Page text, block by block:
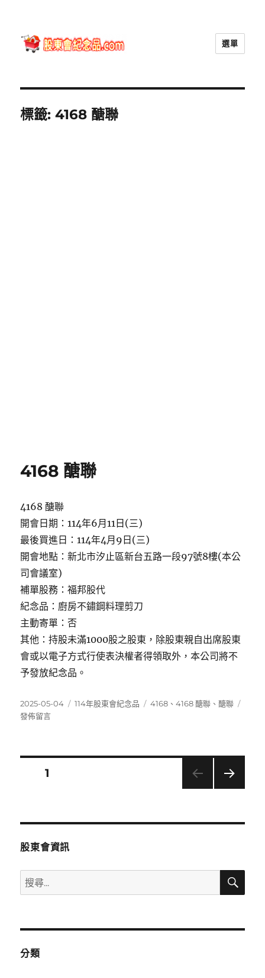
選單
標籤:4168 醣聯
4168 醣聯
4168 醣聯
開會日期：114年6月11日(三)
最後買進日：114年4月9日(三)
開會地點：新北市汐止區新台五路一段97號8樓(本公
司會議室)
補單股務：福邦股代
紀念品：廚房不鏽鋼料理剪刀
主動寄單：否
其他：持股未滿1000股之股東，除股東親自出席股東
會或以電子方式行使表決權者得領取外，本公司將不
予發放紀念品。
發
佈
2025-05-04
分
114年股東會紀念品
標
4168 、4168 醣聯 、醣聯
發佈留言
分
頁次1
股東會資訊
搜
尋
鍵
搜
分類